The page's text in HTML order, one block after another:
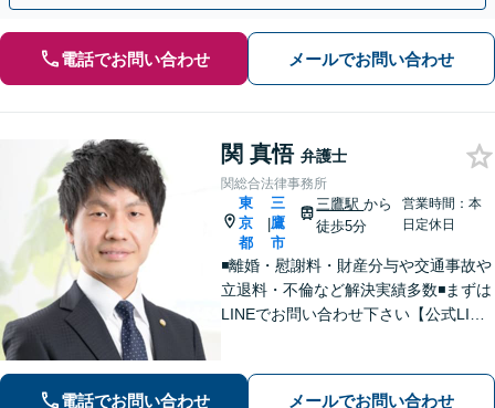
電話でお問い合わせ メールでお問い合わせ
関 真悟 弁護士
関総合法律事務所
東
京
都
|
三
鷹
市
三鷹駅から
徒歩5分
営業時間：本
日定休日
◾️離婚・慰謝料・財産分与や交通事故や
立退料・不倫など解決実績多数◾️まずは
LINEでお問い合わせ下さい【公式LINE
案内します。
電話でお問い合わせ メールでお問い合わせ